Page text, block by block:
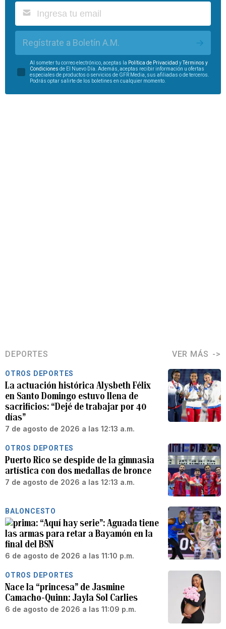
Regístrate a Boletín A.M.
Al someter tu correo electrónico, aceptas la Política de Privacidad y
Términos y
Condiciones de El Nuevo Día. Además, aceptas recibir información u ofertas
especiales de productos o servicios de GFR Media, sus afiliadas o de terceros.
Podrás optar salirte de los boletines en cualquier momento.
DEPORTES VER MÁS
OTROS DEPORTES
La actuación histórica Alysbeth Félix
en Santo Domingo estuvo llena de
sacrificios: “Dejé de trabajar por 40
días”
7 de agosto de 2026 a las 12:13 a.m.
OTROS DEPORTES
Puerto Rico se despide de la gimnasia
artística con dos medallas de bronce
7 de agosto de 2026 a las 12:13 a.m.
BALONCESTO
“Aquí hay serie”: Aguada tiene
las armas para retar a Bayamón en la
final del BSN
6 de agosto de 2026 a las 11:10 p.m.
OTROS DEPORTES
Nace la “princesa” de Jasmine
Camacho-Quinn: Jayla Sol Carlies
6 de agosto de 2026 a las 11:09 p.m.